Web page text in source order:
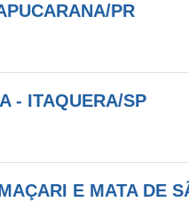
PR
- ITAQUERA/SP
E MATA DE